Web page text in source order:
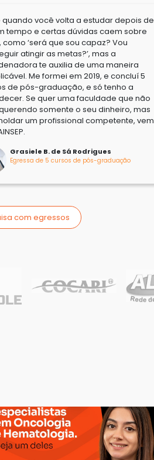
quando você volta a estudar depois de
tempo e certas dúvidas caem sobre
como ‘será que sou capaz? Vou
atingir as metas?’, mas a
te auxilia de uma maneira
Me formei em 2019, e concluí 5
de pós-graduação, e só tenho a
Se quer uma faculdade que não
somente o seu dinheiro, mas
um profissional competente, vem
Grasiele B. de Sá Rodrigues
Egressa de 5 cursos de pós-graduação
com egressos